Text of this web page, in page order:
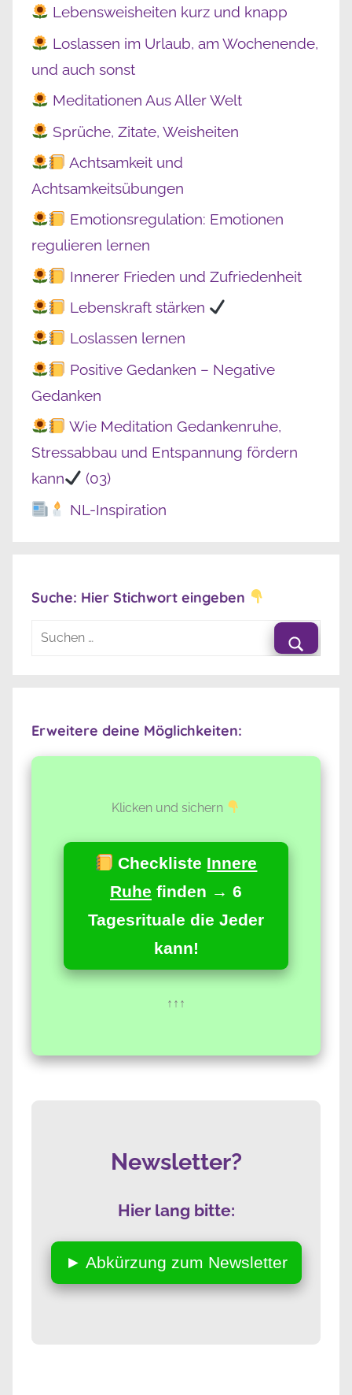
Lebensweisheiten kurz und knapp
Loslassen im Urlaub, am Wochenende,
und auch sonst
Meditationen Aus Aller Welt
Sprüche, Zitate, Weisheiten
Achtsamkeit und
Achtsamkeitsübungen
Emotionsregulation: Emotionen
regulieren lernen
Innerer Frieden und Zufriedenheit
Lebenskraft stärken
Loslassen lernen
Positive Gedanken – Negative
Gedanken
Wie Meditation Gedankenruhe,
Stressabbau und Entspannung fördern
kann
(03)
NL-Inspiration
Suche: Hier Stichwort eingeben
Suchen
Erweitere deine Möglichkeiten:
Klicken und sichern
Checkliste Innere
Ruhe finden → 6
Tagesrituale die Jeder
kann!
↑↑↑
Newsletter?
Hier lang bitte:
► Abkürzung zum Newsletter